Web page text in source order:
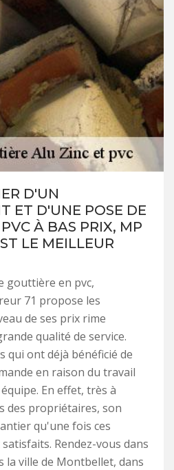
D'UN
ET D'UNE POSE DE
À BAS PRIX, MP
LE MEILLEUR
gouttière en pvc,
71 propose les
de ses prix rime
qualité de service.
qui ont déjà bénéficié de
en raison du travail
En effet, très à
des propriétaires, son
qu'une fois ces
Rendez-vous dans
la ville de Montbellet, dans